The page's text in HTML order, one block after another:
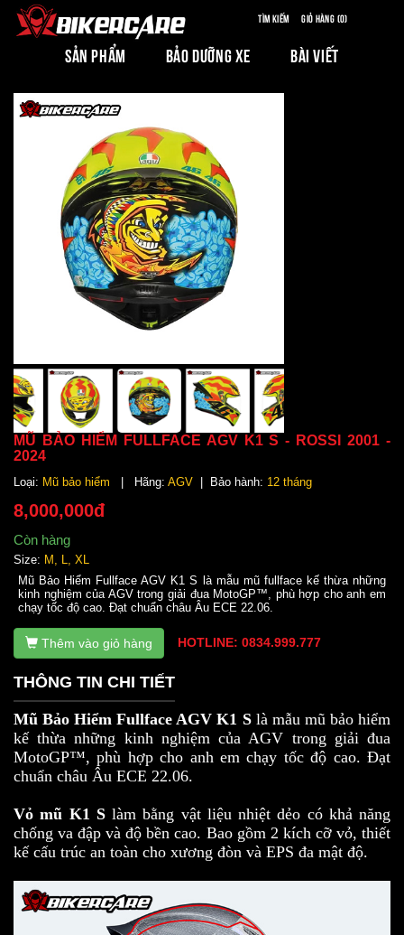
Tìm kiếm Giỏ hàng (0)
SẢN PHẨM BẢO DƯỠNG XE BÀI VIẾT
MŨ BẢO HIỂM FULLFACE AGV K1 S - ROSSI 2001 -
2024
Loại: Mũ bảo hiểm | Hãng: AGV | Bảo hành: 12 tháng
8,000,000đ
Còn hàng
Size: M, L, XL
Mũ Bảo Hiểm Fullface AGV K1 S là mẫu mũ fullface kế thừa những
kinh nghiệm của AGV trong giải đua MotoGP™, phù hợp cho anh em
chạy tốc độ cao. Đạt chuẩn châu Âu ECE 22.06.
Thêm vào giỏ hàng HOTLINE: 0834.999.777
THÔNG TIN CHI TIẾT
Mũ Bảo Hiểm Fullface AGV K1 Slà mẫu mũ bảo hiểm
kế thừa những kinh nghiệm của AGV trong giải đua
MotoGP™, phù hợp cho anh em chạy tốc độ cao. Đạt
chuẩn châu Âu ECE 22.06.
Vỏ mũ K1 S làm bằng vật liệu nhiệt dẻo có khả năng
chống va đập và độ bền cao. Bao gồm 2 kích cỡ vỏ, thiết
kế cấu trúc an toàn cho xương đòn và EPS đa mật độ.